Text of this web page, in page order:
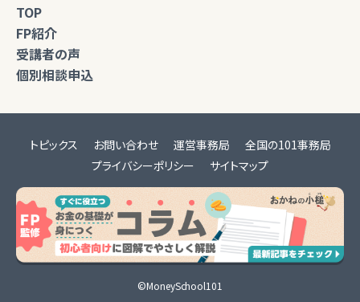
TOP
FP紹介
受講者の声
個別相談申込
トピックス お問い合わせ 運営事務局
全国の101事務局
プライバシーポリシー
サイトマップ
©MoneySchool101